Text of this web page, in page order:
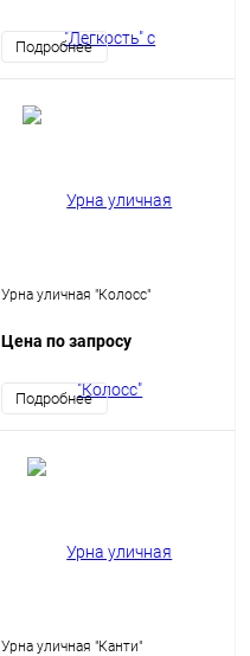
Подробнее
Урна уличная "Колосс"
Цена по запросу
Подробнее
Урна уличная "Канти"